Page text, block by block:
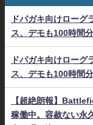
ドパガキ向けロー
ス、デモも100時間
ドパガキ向けロー
ス、デモも100時間
【超絶朗報】
稼働中。容赦ない永